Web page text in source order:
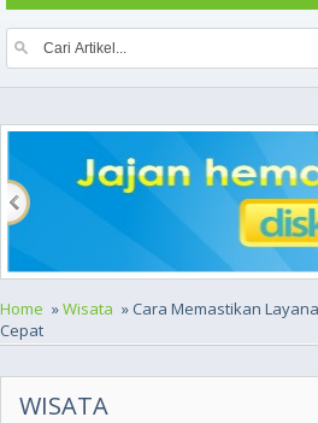
Home »Wisata » Cara Memastikan
Cepat
WISATA